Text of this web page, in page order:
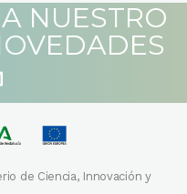
NUESTRO
de Ciencia, Innovación y